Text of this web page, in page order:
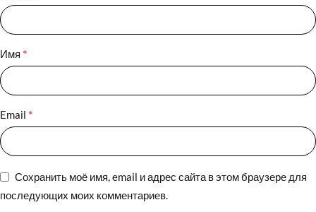
Имя *
Email *
Сохранить моё имя, email и адрес сайта в этом браузере для
последующих моих комментариев.